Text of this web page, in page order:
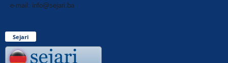
e-mail: info@sejari.ba
Sejari